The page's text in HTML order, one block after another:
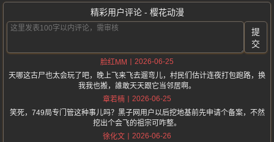
精彩用户评论 - 樱花动漫
提
交
脸红MM
2026-06-25
天哪这古尸也太会玩了吧，晚上飞来飞去遛弯儿，村民们估计连夜打包跑路，换
我我也搬，誰敢天天跟它当邻居啊。
章若楠
2026-06-25
笑死，749局专门管这种事儿吗？黑子网用户以后挖地基前先申请个备案，不然
挖出个会飞的祖宗可咋整。
徐化文
2026-06-26